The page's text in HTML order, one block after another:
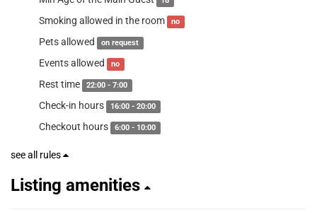
Smoking allowed in the room no
Pets allowed on request
Events allowed no
Rest time 22:00 - 7:00
Check-in hours 16:00 - 20:00
Checkout hours 6:00 - 10:00
see all rules
Listing amenities